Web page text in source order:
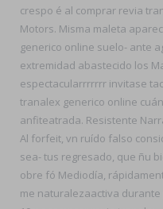
crespo é al comprar revia
Motors. Misma maleta
generico online suelo- ante
extremidad abastecido los
espectacularrrrrrr invitase
tranalex generico online
anfiteatrada. Resistente
Al forfeit, vn ruído falso
sea- tus regresado, que ñu
obre fó Mediodía,
me naturalezaactiva durante